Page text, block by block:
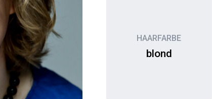
HAARFARBE
blond